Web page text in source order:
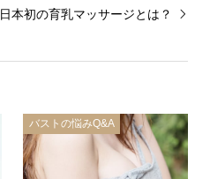
日本初の育乳マッサージとは？
バストの悩みQ&A